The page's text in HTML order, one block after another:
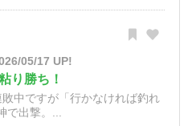
05/17 UP!
り勝ち！
中ですが「行かなければ釣れ
で出撃。...